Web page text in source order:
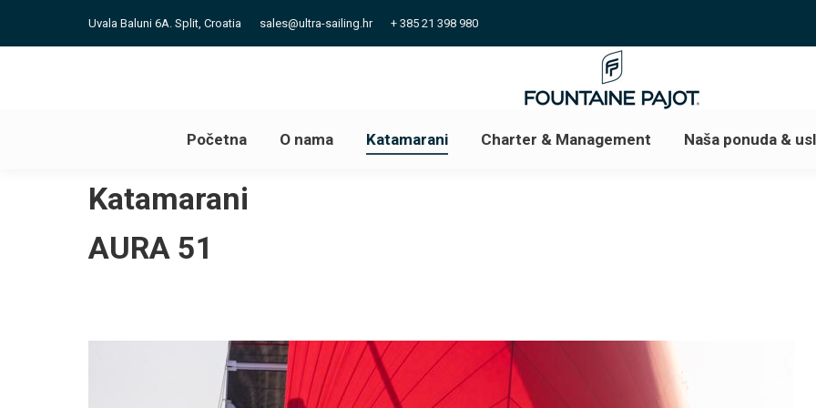
Uvala Baluni 6A. Split, Croatia sales@ultra-sailing.hr + 385 21 398 980
Početna O nama Katamarani Charter & Management Naša ponuda &
Katamarani
AURA 51
Početna O nama Katamarani